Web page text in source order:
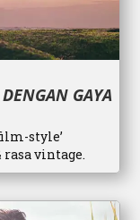
GAYA
style’
vintage.